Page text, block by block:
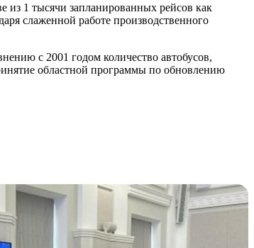
из 1 тысячи запланированных рейсов как
слаженной работе производственного
с 2001 годом количество автобусов,
областной программы по обновлению